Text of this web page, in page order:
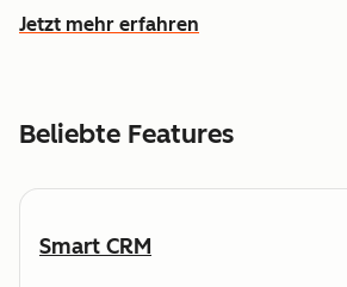
Jetzt mehr erfahren
wie HubSpot Ihnen dabei hilft,
Beliebte Features
Smart CRM